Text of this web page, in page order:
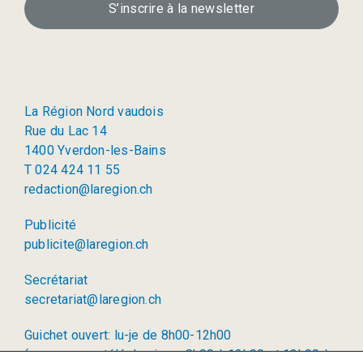
S’inscrire à la newsletter
La Région Nord vaudois
Rue du Lac 14
1400 Yverdon-les-Bains
T 024 424 11 55
redaction@laregion.ch
Publicité
publicite@laregion.ch
Secrétariat
secretariat@laregion.ch
Guichet ouvert: lu-je de 8h00-12h00
(permanence téléphonique: 8h00 à 12h00 et 13h00 à